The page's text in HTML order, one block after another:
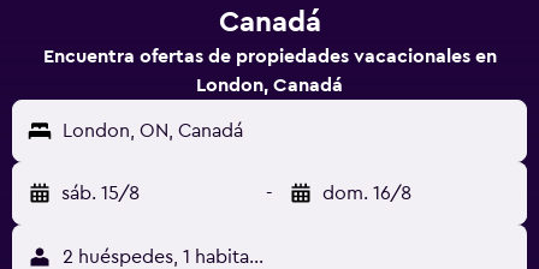
Canadá
Encuentra ofertas de propiedades vacacionales en
London, Canadá
London, ON, Canadá
sáb. 15/8 - dom. 16/8
2 huéspedes, 1 habitación